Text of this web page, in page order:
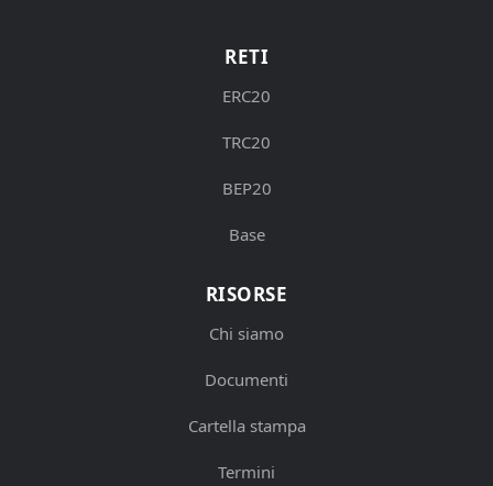
RETI
ERC20
TRC20
BEP20
Base
RISORSE
Chi siamo
Documenti
Cartella stampa
Termini